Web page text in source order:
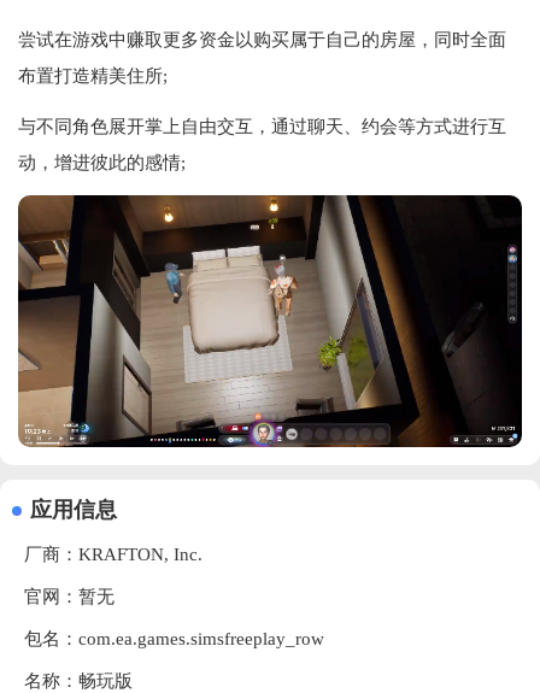
尝试在游戏中赚取更多资金以购买属于自己的房屋，同时全面
布置打造精美住所;
与不同角色展开掌上自由交互，通过聊天、约会等方式进行互
动，增进彼此的感情;
应用信息
厂商： KRAFTON, Inc.
官网：暂无
包名：com.ea.games.simsfreeplay_row
名称：畅玩版